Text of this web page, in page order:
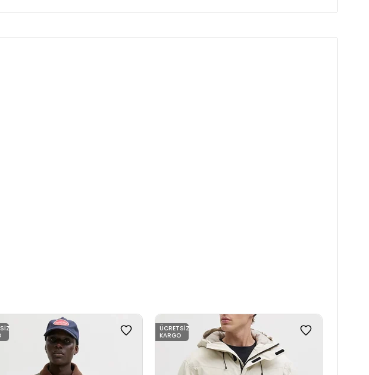
:Fermuar
:Uzun Kol
ÜCRETSIZ
KARGO